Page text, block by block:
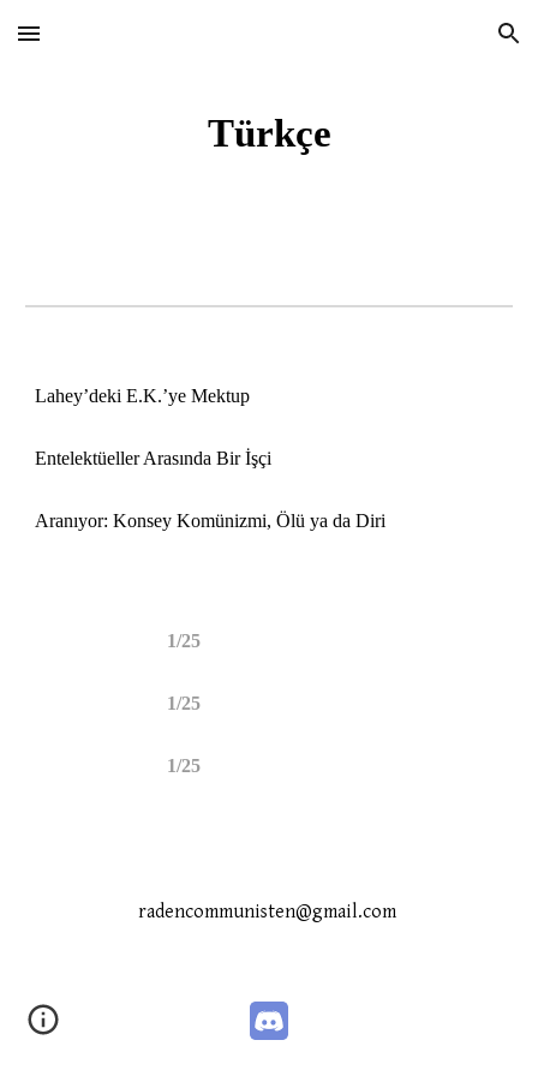
Skip to main content Skip to navigation
Türkçe
Lahey’deki E.K.’ye Mektup
Entelektüeller Arasında Bir İşçi
Aranıyor: Konsey Komünizmi, Ölü ya da Diri
1/25
1/25
1/25
radencommunisten@gmail.com